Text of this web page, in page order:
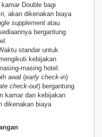
Double bagi
akan dikenakan biaya
supplement atau
bergantung
standar untuk
kebijakan
masing hotel.
awal (early check-in)
check-out) bergantung
kamar dan kebijakan
dikenakan biaya